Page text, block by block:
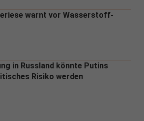
warnt vor Wasserstoff-
in Russland könnte Putins
Risiko werden